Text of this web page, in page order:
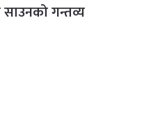
साउनको गन्तव्य